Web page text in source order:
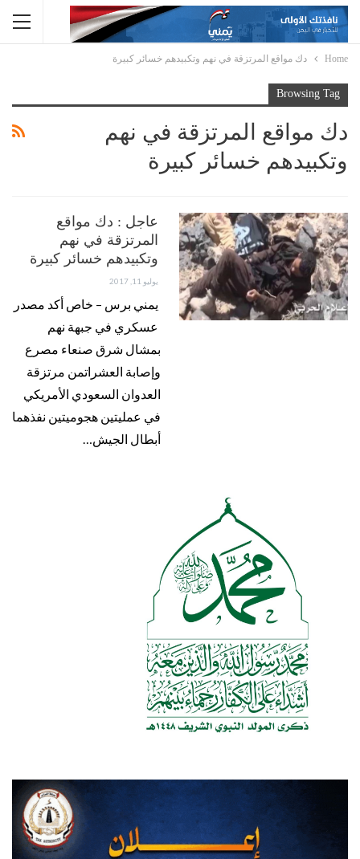
Home دك مواقع المرتزقة في نهم وتكبيدهم خسائر كبيرة
Browsing Tag
دك مواقع المرتزقة في نهم
وتكبيدهم خسائر كبيرة
عاجل : دك مواقع
المرتزقة في نهم
وتكبيدهم خسائر كبيرة
يوليو 11, 2017
يمني برس – خاص أكد مصدر
عسكري في جبهة نهم
بمشال شرق صنعاء مصرع
وإصابة العشراتمن مرتزقة
العدوان السعودي الأمريكي
في عمليتين هجوميتين نفذهما
أبطال الجيش…